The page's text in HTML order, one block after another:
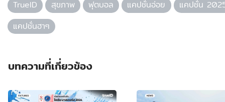
TrueID สุขภาพ ฟุตบอล แคปชั่นอ่อย
แคปชั่น
แคปชั่นฮาๆ
บทความที่เกี่ยวข้อง